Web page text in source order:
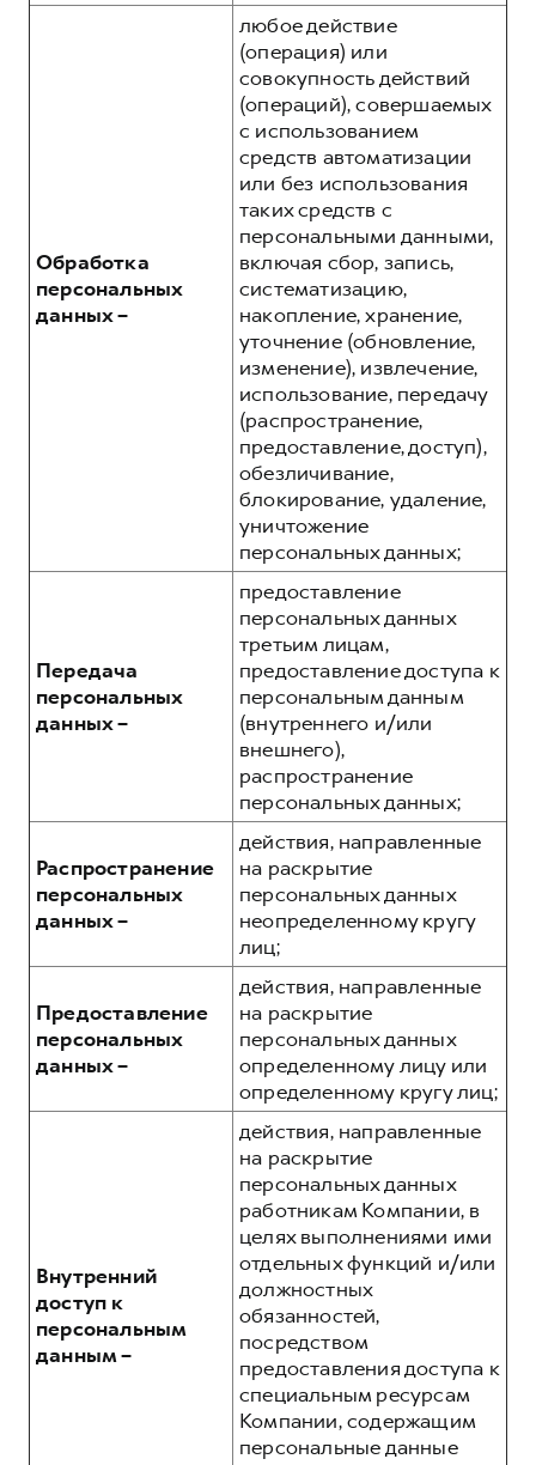
Обработка
персональных
данных –
любое действие
(операция) или
совокупность действий
(операций), совершаемых
с использованием
средств автоматизации
или без использования
таких средств с
персональными данными,
включая сбор, запись,
систематизацию,
накопление, хранение,
уточнение (обновление,
изменение), извлечение,
использование, передачу
(распространение,
предоставление, доступ),
обезличивание,
блокирование, удаление,
уничтожение
персональных данных;
Передача
персональных
данных –
предоставление
персональных данных
третьим лицам,
предоставление доступа к
персональным данным
(внутреннего и/или
внешнего),
распространение
персональных данных;
Распространение
персональных
данных –
действия, направленные
на раскрытие
персональных данных
неопределенному кругу
лиц;
Предоставление
персональных
данных –
действия, направленные
на раскрытие
персональных данных
определенному лицу или
определенному кругу лиц;
Внутренний
доступ к
персональным
данным –
действия, направленные
на раскрытие
персональных данных
работникам Компании, в
целях выполнениями ими
отдельных функций и/или
должностных
обязанностей,
посредством
предоставления доступа к
специальным ресурсам
Компании, содержащим
персональные данные